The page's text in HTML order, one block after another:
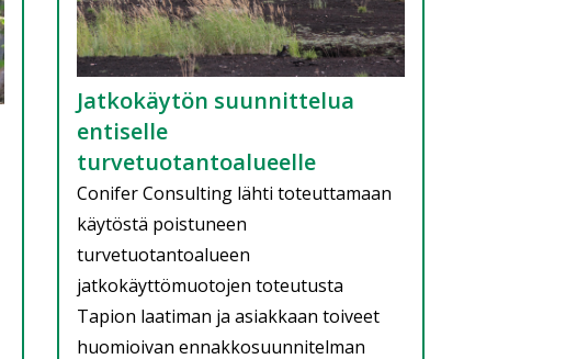
Jatkokäytön suunnittelua
entiselle
turvetuotantoalueelle
Conifer Consulting lähti toteuttamaan
käytöstä poistuneen
turvetuotantoalueen
jatkokäyttömuotojen toteutusta
Tapion laatiman ja asiakkaan toiveet
huomioivan ennakkosuunnitelman